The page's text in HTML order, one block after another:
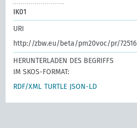
IK01
URI
http://zbw.eu/beta/pm20voc/pr/72516
HERUNTERLADEN DES BEGRIFFS
IM SKOS-FORMAT:
RDF/XML TURTLE JSON-LD